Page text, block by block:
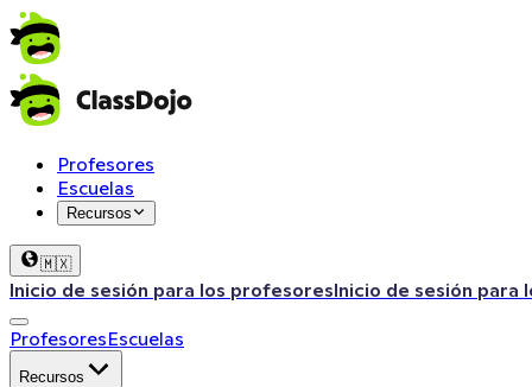
Profesores
Escuelas
Recursos
🇲🇽
Inicio de sesión para los profesoresInicio de sesión para
ProfesoresEscuelas
Recursos